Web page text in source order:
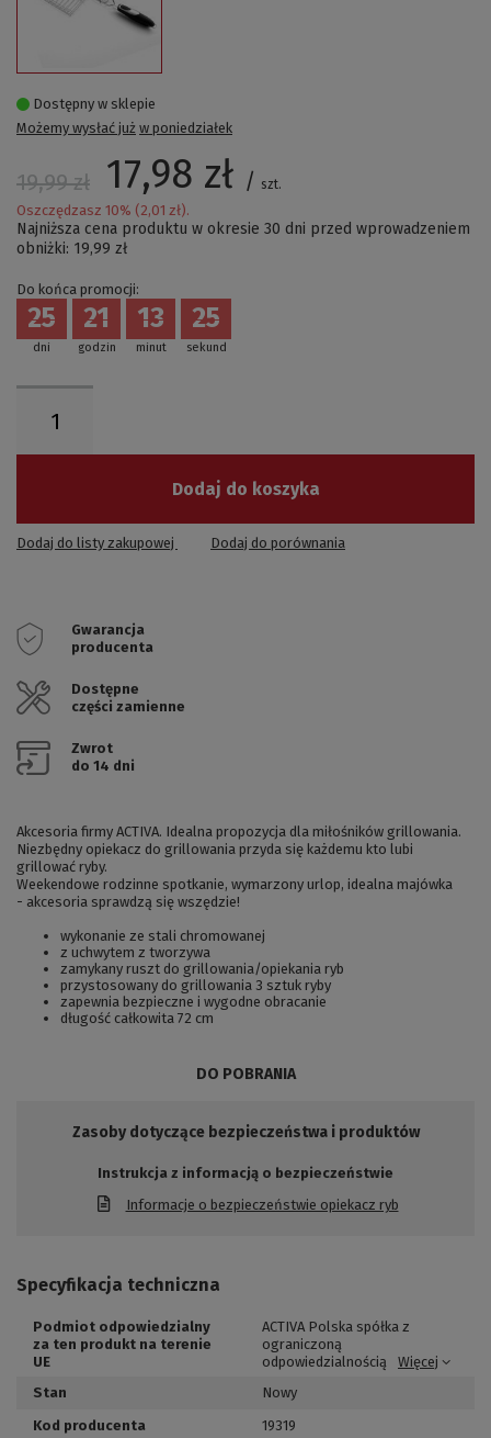
Dostępny w sklepie
Możemy wysłać już w poniedziałek
19,99 zł 17,98 zł / szt.
Oszczędzasz 10% (2,01 zł).
Najniższa cena produktu w okresie 30 dni przed wprowadzeniem
obniżki: 19,99 zł
Do końca promocji:
dni
25
godzin
21
minut
13
sekund
24
Dodaj do koszyka
Dodaj do listy zakupowej Dodaj do porównania
Gwarancja
producenta
Dostępne
części zamienne
Zwrot
do 14 dni
Akcesoria firmy ACTIVA. Idealna propozycja dla miłośników grillowania.
Niezbędny opiekacz do grillowania przyda się każdemu kto lubi
grillować ryby.
Weekendowe rodzinne spotkanie, wymarzony urlop, idealna majówka
- akcesoria sprawdzą się wszędzie!
wykonanie ze stali chromowanej
z uchwytem z tworzywa
zamykany ruszt do grillowania/opiekania ryb
przystosowany do grillowania 3 sztuk ryby
zapewnia bezpieczne i wygodne obracanie
długość całkowita 72 cm
DO POBRANIA
Zasoby dotyczące bezpieczeństwa i produktów
Instrukcja z informacją o bezpieczeństwie
Informacje o bezpieczeństwie opiekacz ryb
Specyfikacja techniczna
Podmiot odpowiedzialny
za ten produkt na terenie
UE
ACTIVA Polska spółka z
ograniczoną
odpowiedzialnością
Więcej
Stan
Nowy
Kod producenta
19319